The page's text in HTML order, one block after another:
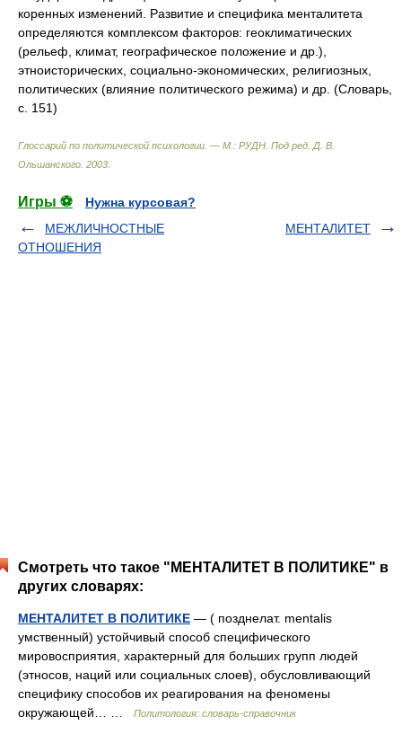
коренных изменений. Развитие и специфика менталитета
определяются комплексом факторов: геоклиматических
(рельеф, климат, географическое положение и др.),
этноисторических, социально-экономических, религиозных,
политических (влияние политического режима) и др. (Словарь,
с. 151)
Глоссарий по политической психологии. — М.: РУДН Под ред. Д. В.
Ольшанского 2003
Игры ⚽
Нужна курсовая?
МЕЖЛИЧНОСТНЫЕ
ОТНОШЕНИЯ
МЕНТАЛИТЕТ
Смотреть что такое "МЕНТАЛИТЕТ В ПОЛИТИКЕ" в
других словарях:
МЕНТАЛИТЕТ В ПОЛИТИКЕ — ( позднелат. mentalis
умственный) устойчивый способ специфического
мировосприятия, характерный для больших групп людей
(этносов, наций или социальных слоев), обусловливающий
специфику способов их реагирования на феномены
окружающей… …
Политология: словарь-справочник